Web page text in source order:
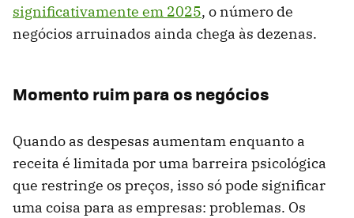
significativamente em 2025, o número de
negócios arruinados ainda chega às dezenas.
Momento ruim para os negócios
Quando as despesas aumentam enquanto a
receita é limitada por uma barreira psicológica
que restringe os preços, isso só pode significar
uma coisa para as empresas: problemas. Os